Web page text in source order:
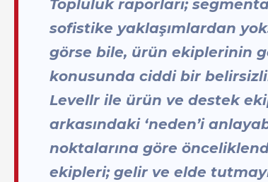
Topluluk raporları;
sofistike yaklaşımlardan
görse bile, ürün ekiplerinin
konusunda ciddi bir
Levellr ile ürün ve destek
arkasındaki ‘neden’i
noktalarına göre
ekipleri; gelir ve elde